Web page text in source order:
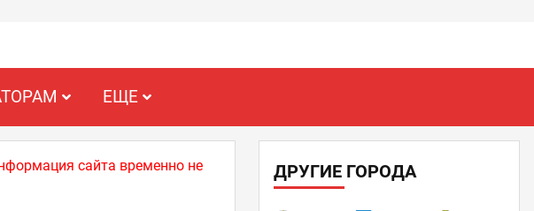
ЕЩЕ
сайта временно не
ДРУГИЕ ГОРОДА